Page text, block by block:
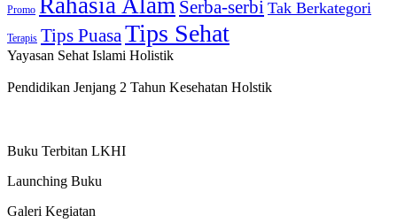
Promo Serba-serbi Tak Berkategori
Terapis Tips PuasaTips Sehat
Yayasan Sehat Islami Holistik
Pendidikan Jenjang 2 Tahun Kesehatan Holstik
Buku Terbitan LKHI
Launching Buku
Galeri Kegiatan